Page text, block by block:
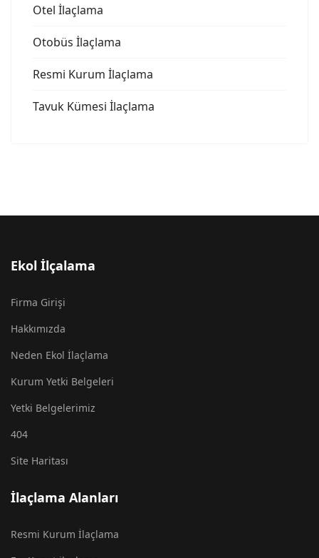
Otel İlaçlama
Otobüs İlaçlama
Resmi Kurum İlaçlama
Tavuk Kümesi İlaçlama
Ekol İlçalama
Firma Girişi
Hakkımızda
Neden Ekol İlaçlama
Kurum Yetki Belgeleri
Yetki Belgelerimiz
404
Site Haritası
İlaçlama Alanları
Resmi Kurum İlaçlama